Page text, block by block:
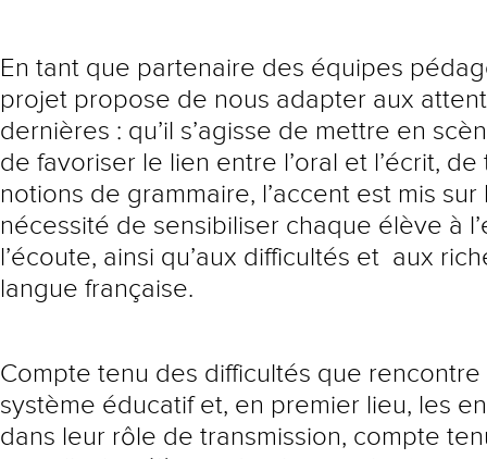
En tant que partenaire des équipes
projet propose de nous adapter aux
dernières : qu’il s’agisse de mettre en
de favoriser le lien entre l’oral et l’écrit,
notions de grammaire, l’accent est mis sur
nécessité de sensibiliser chaque élève à
l’écoute, ainsi qu’aux difficultés et aux
langue française.
Compte tenu des difficultés que
système éducatif et, en premier lieu, les
dans leur rôle de transmission, compte